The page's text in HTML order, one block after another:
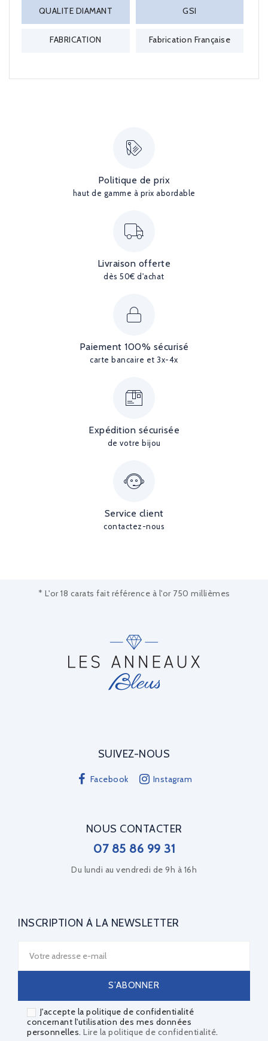
QUALITE DIAMANT GSI
FABRICATION Fabrication Française
Politique de prix
haut de gamme à prix abordable
Livraison offerte
dès 50€ d'achat
Paiement 100% sécurisé
carte bancaire et 3x-4x
Expédition sécurisée
de votre bijou
Service client
contactez-nous
* L'or 18 carats fait référence à l'or 750 millièmes
SUIVEZ-NOUS
Facebook Instagram
NOUS CONTACTER
07 85 86 99 31
Du lundi au vendredi de 9h à 16h
INSCRIPTION À LA NEWSLETTER
J'accepte la politique de confidentialité
concernant l'utilisation des mes données
personnelles. Lire la politique de confidentialité.